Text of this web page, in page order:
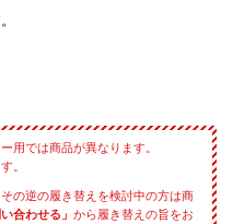
用では商品が異なります。
。
の逆の履き替えを検討中の方は商
い合わせる」から履き替えの旨をお